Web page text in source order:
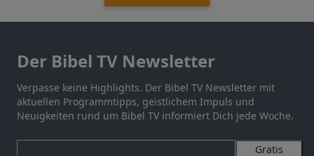
Der Bibel TV Newsletter
Verpasse keine Highlights. Der Bibel TV Newsletter mit
aktuellen Programmtipps, geistlichem Impuls und
Neuigkeiten rund um Bibel TV informiert Dich jede Woche.
Gratis